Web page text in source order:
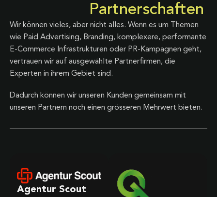
Partnerschaften
Wir können vieles, aber nicht alles. Wenn es um Themen
wie Paid Advertising, Branding, komplexere, performante
E-Commerce Infrastrukturen oder PR-Kampagnen geht,
vertrauen wir auf ausgewählte Partnerfirmen, die
Experten in ihrem Gebiet sind.
Dadurch können wir unseren Kunden gemeinsam mit
unseren Partnern noch einen grösseren Mehrwert bieten.
Agentur Scout